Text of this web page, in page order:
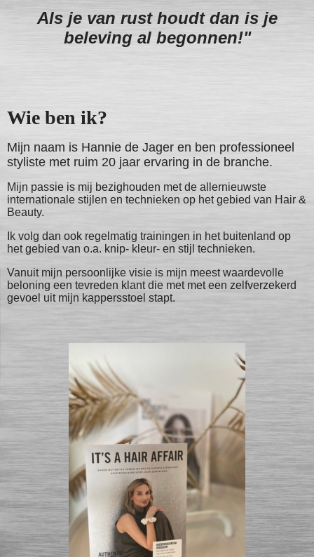
Als je van rust houdt dan is je
beleving al begonnen!"
Wie ben ik?
Mijn naam is Hannie de Jager en ben professioneel
styliste met ruim 20 jaar ervaring in de branche.
Mijn passie is mij bezighouden met de allernieuwste
internationale stijlen en technieken op het gebied van Hair &
Beauty.
Ik volg dan ook regelmatig trainingen in het buitenland op
het gebied van o.a. knip- kleur- en stijl technieken.
Vanuit mijn persoonlijke visie is mijn meest waardevolle
beloning een tevreden klant die met met een zelfverzekerd
gevoel uit mijn kappersstoel stapt.